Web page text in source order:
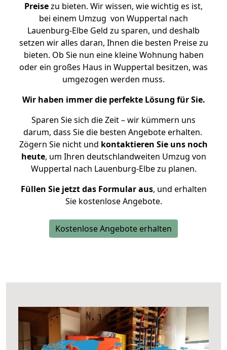
Preisezu bieten. Wir wissen, wie wichtig es ist,
bei einem Umzug von Wuppertal nach
Lauenburg-Elbe Geld zu sparen, und deshalb
setzen wir alles daran, Ihnen die besten Preise zu
bieten. Ob Sie nun eine kleine Wohnung haben
oder ein großes Haus in Wuppertal besitzen, was
umgezogen werden muss.
Wir haben immer die perfekte Lösung für Sie.
Sparen Sie sich die Zeit – wir kümmern uns
darum, dass Sie die besten Angebote erhalten.
Zögern Sie nicht und kontaktieren Sie uns noch
heute, um Ihren deutschlandweiten Umzug von
Wuppertal nach Lauenburg-Elbe zu planen.
Füllen Sie jetzt das Formular aus, und erhalten
Sie kostenlose Angebote.
Kostenlose Angebote erhalten